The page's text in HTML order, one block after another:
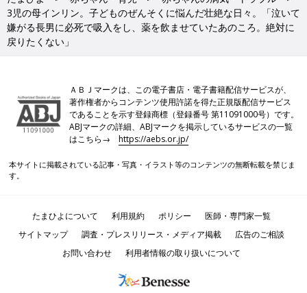
3児の母インリン。子どものぜんそくに悩んだ壮絶な日々。「泣いて
嫌がる長男に必死で吸入をし、薬を飲ませていたあのころ。絶対に
戻りたくない」
ＡＢＪマークは、この電子書店・電子書籍配信サービスが、
著作権者からコンテンツ使用許諾を得た正規版配信サービス
であることを示す登録商標（登録番号 第11091000号）です。
ABJマークの詳細、ABJマークを掲示しているサービスの一覧
はこちら→https://aebs.or.jp/
本サイトに掲載されている記事・写真・イラスト等のコンテンツの無断転載を禁じま
す。
たまひよについて 利用規約 ポリシー
医師・専門家一覧
サイトマップ
調査・プレスリリース・メディア掲載
広告のご相談
お問い合わせ
利用者情報の取り扱いについて